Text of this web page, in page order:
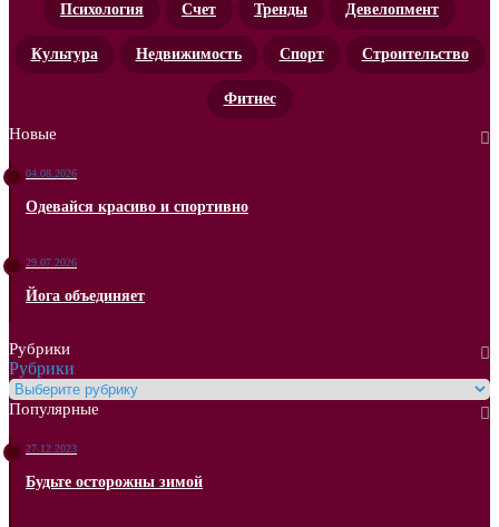
Психология Счет Тренды Девелопмент
Культура Недвижимость Спорт Строительство
Фитнес
Новые
04.08.2026
Одевайся красиво и спортивно
29.07.2026
Йога объединяет
Рубрики
Рубрики
Популярные
27.12.2023
Будьте осторожны зимой